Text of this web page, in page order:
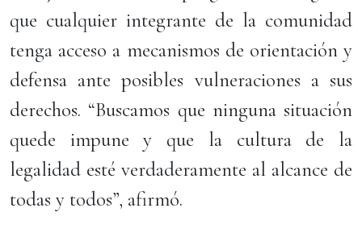
que cualquier integrante de la comunidad
tenga acceso a mecanismos de orientación y
defensa ante posibles vulneraciones a sus
derechos. “Buscamos que ninguna situación
quede impune y que la cultura de la
legalidad esté verdaderamente al alcance de
todas y todos”, afirmó.